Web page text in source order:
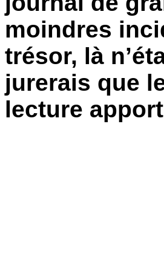
moindres
trésor, là
jurerais que
lecture